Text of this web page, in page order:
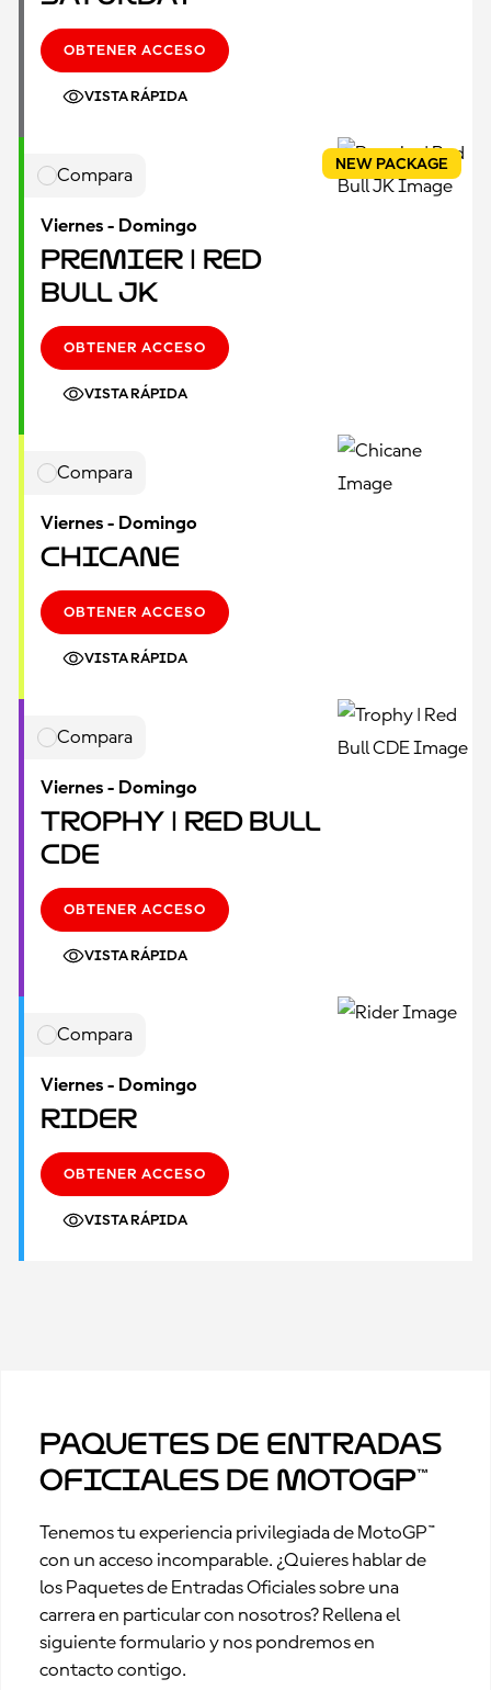
OBTENER ACCESO
VISTA RÁPIDA
Compara
Viernes - Domingo
Premier | Red
Bull JK
OBTENER ACCESO
VISTA RÁPIDA
NEW PACKAGE
Compara
Viernes - Domingo
Chicane
OBTENER ACCESO
VISTA RÁPIDA
Compara
Viernes - Domingo
Trophy | Red Bull
CDE
OBTENER ACCESO
VISTA RÁPIDA
Compara
Viernes - Domingo
Rider
OBTENER ACCESO
VISTA RÁPIDA
Paquetes de Entradas
Oficiales de MotoGP™
Tenemos tu experiencia privilegiada de MotoGP™
con un acceso incomparable. ¿Quieres hablar de
los Paquetes de Entradas Oficiales sobre una
carrera en particular con nosotros? Rellena el
siguiente formulario y nos pondremos en
contacto contigo.